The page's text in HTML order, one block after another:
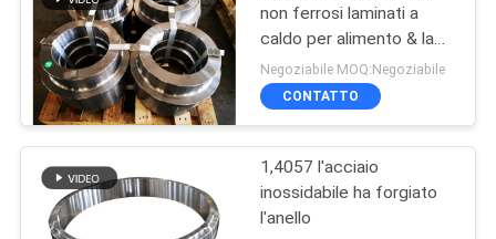
non ferrosi laminati a
caldo per alimento & la
bevanda Indutry
Negoziabile MOQ:Negoziabile
CONTATTO
1,4057 l'acciaio
inossidabile ha forgiato
l'anello